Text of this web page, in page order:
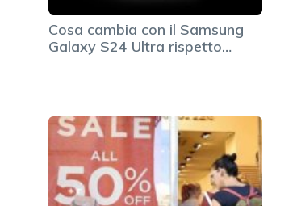
Cosa cambia con il Samsung
Galaxy S24 Ultra rispetto…